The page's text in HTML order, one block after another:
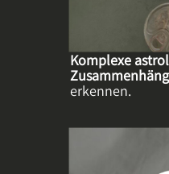
Komplexe
erkennen.